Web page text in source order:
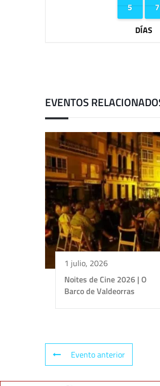
DÍAS
4
4
5
5 6
6
7
7
EVENTOS
1 julio, 2026
Noites de Cine 2026 | O
Barco de Valdeorras
Evento anterior